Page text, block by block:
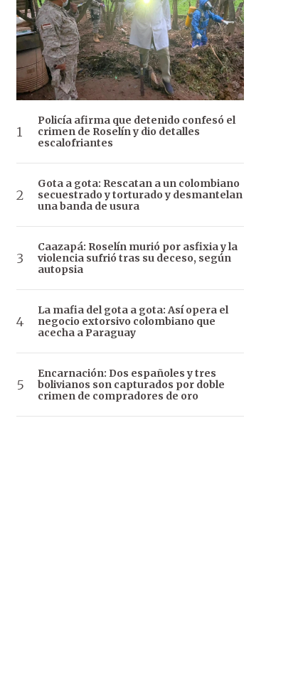
Policía afirma que detenido confesó el
crimen de Roselín y dio detalles
escalofriantes
Gota a gota: Rescatan a un colombiano
secuestrado y torturado y desmantelan
una banda de usura
Caazapá: Roselín murió por asfixia y la
violencia sufrió tras su deceso, según
autopsia
La mafia del gota a gota: Así opera el
negocio extorsivo colombiano que
acecha a Paraguay
Encarnación: Dos españoles y tres
bolivianos son capturados por doble
crimen de compradores de oro